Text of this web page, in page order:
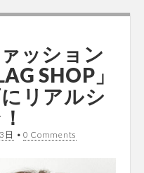
ッション
SHOP」
リアルシ
日 • 0 Comments